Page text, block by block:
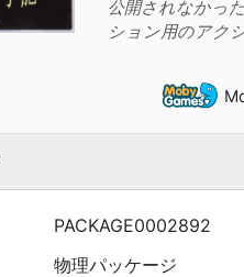
公開されなかっ
ション用のアク
PACKAGE0002892
物理パッケージ